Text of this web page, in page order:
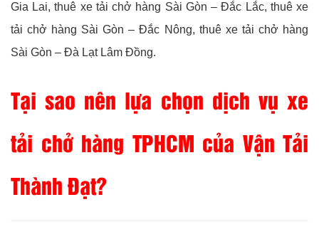
Gia Lai, thuê xe tải chở hàng Sài Gòn – Đắc Lắc, thuê xe
tải chở hàng Sài Gòn – Đắc Nông, thuê xe tải chở hàng
Sài Gòn – Đà Lạt Lâm Đồng.
Tại sao nên lựa chọn dịch vụ xe
tải chở hàng TPHCM của Vận Tải
Thành Đạt?